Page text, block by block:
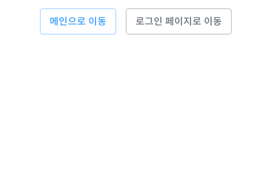
메인으로 이동 로그인 페이지로 이동